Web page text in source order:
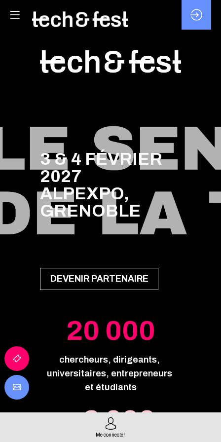
3 & 4 FÉVRIER
2027
ALPEXPO,
GRENOBLE
DEVENIR PARTENAIRE
20 000
chercheurs, dirigeants,
universitaires, entrepreneurs
et étudiants
+2 000
Me connecter